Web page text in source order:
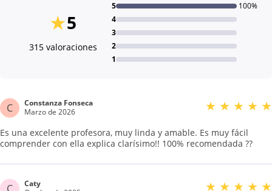
5
★
315 valoraciones
1
2
3
4
5 100%
C
Constanza Fonseca
Marzo de 2026
★ ★ ★ ★ ★
Es una excelente profesora, muy linda y amable. Es muy fácil
comprender con ella explica clarísimo!! 100% recomendada ??
Caty
★ ★ ★ ★ ★